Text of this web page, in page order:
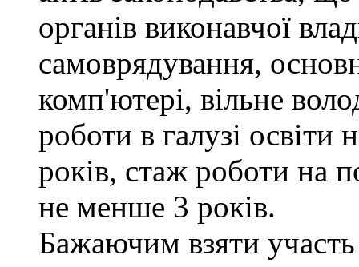
органів виконавчої
самоврядування,
комп'ютері, вільне
роботи в галузі
років, стаж роботи на
не менше 3 років.
Бажаючим взяти участь